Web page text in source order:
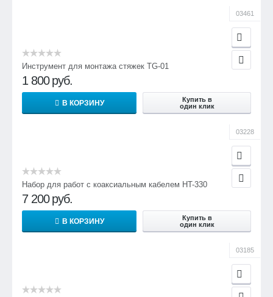
03461
Инструмент для монтажа стяжек TG-01
1 800 руб.
В КОРЗИНУ
Купить в
один клик
03228
Набор для работ с коаксиальным кабелем HT-330
7 200 руб.
В КОРЗИНУ
Купить в
один клик
03185